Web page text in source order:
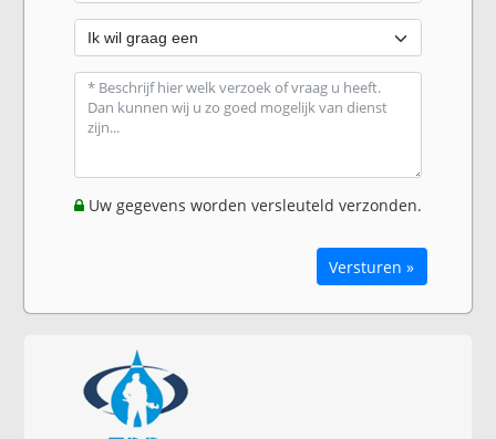
Uw gegevens worden versleuteld verzonden.
Versturen »